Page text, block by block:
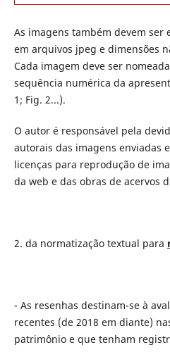
As imagens também devem ser
em arquivos jpeg e dimensões
Cada imagem deve ser
sequência numérica da
1; Fig. 2...).
O autor é responsável pela
autorais das imagens enviadas
licenças para reprodução de
da web e das obras de acervos
2. da normatização textual para
- As resenhas destinam-se à
recentes (de 2018 em diante)
patrimônio e que tenham